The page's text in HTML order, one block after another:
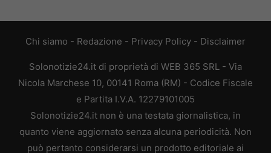
Chi siamo - Redazione - Privacy Policy - Disclaimer
Solonotizie24.it di proprietà di WEB 365 SRL - Via
Nicola Marchese 10, 00141 Roma (RM) - Codice Fiscale
e Partita I.V.A. 12279101005
Solonotizie24.it non è una testata giornalistica, in
quanto viene aggiornato senza alcuna periodicità. Non
può pertanto considerarsi un prodotto editoriale ai